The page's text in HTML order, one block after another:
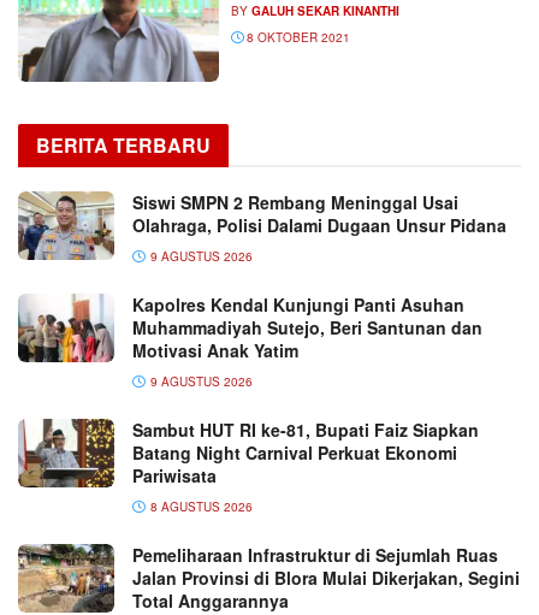
BY GALUH SEKAR KINANTHI
8 OKTOBER 2021
BERITA TERBARU
Siswi SMPN 2 Rembang Meninggal Usai
Olahraga, Polisi Dalami Dugaan Unsur Pidana
9 AGUSTUS 2026
Kapolres Kendal Kunjungi Panti Asuhan
Muhammadiyah Sutejo, Beri Santunan dan
Motivasi Anak Yatim
9 AGUSTUS 2026
Sambut HUT RI ke-81, Bupati Faiz Siapkan
Batang Night Carnival Perkuat Ekonomi
Pariwisata
8 AGUSTUS 2026
Pemeliharaan Infrastruktur di Sejumlah Ruas
Jalan Provinsi di Blora Mulai Dikerjakan, Segini
Total Anggarannya